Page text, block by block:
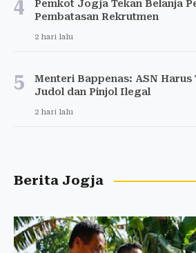
4
Pemkot Jogja Tekan Belanja
Pembatasan Rekrutmen
2 hari lalu
5
Menteri Bappenas: ASN
Judol dan Pinjol Ilegal
2 hari lalu
Berita Jogja